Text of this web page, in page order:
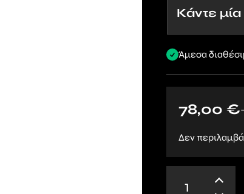
Άμεσα
78,00€
Δεν